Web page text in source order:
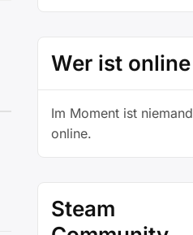
Wer ist online
Im Moment ist niemand
online.
Steam